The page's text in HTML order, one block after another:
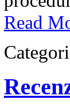
Read